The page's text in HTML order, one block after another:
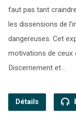
faut pas tant
les dissensions de
dangereuses. Cet
motivations de ceux
Discernement et…
Détails